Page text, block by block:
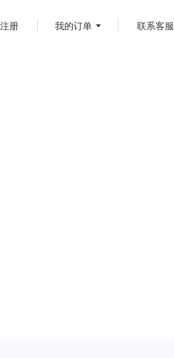
注册 我的订单 联系客服